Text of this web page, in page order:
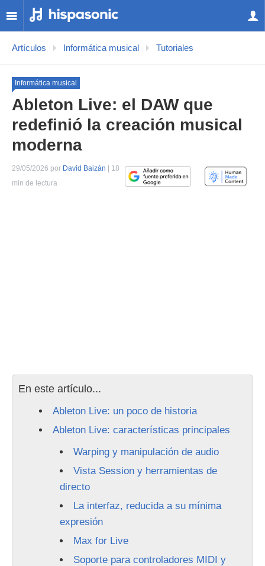
Artículos Informática musical Tutoriales
Informática musical
Ableton Live: el DAW que
redefinió la creación musical
moderna
29/05/2026 por David Baizán | 18
min de lectura
En este artículo...
Ableton Live: un poco de historia
Ableton Live: características principales
Warping y manipulación de audio
Vista Session y herramientas de
directo
La interfaz, reducida a su mínima
expresión
Max for Live
Soporte para controladores MIDI y